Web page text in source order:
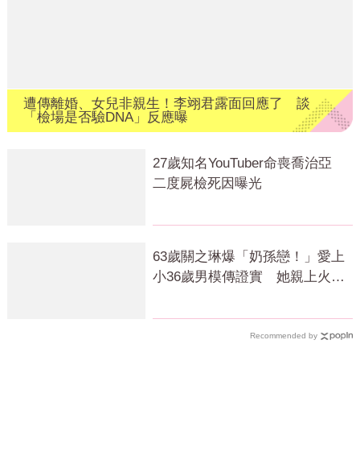
遭傳離婚、女兒非親生！李翊君露面回應了 談
「檢場是否驗DNA」反應曝
27歲知名YouTuber命喪喬治亞
二度屍檢死因曝光
63歲關之琳爆「奶孫戀！」愛上
小36歲男模傳證實 她親上火線
Recommended by